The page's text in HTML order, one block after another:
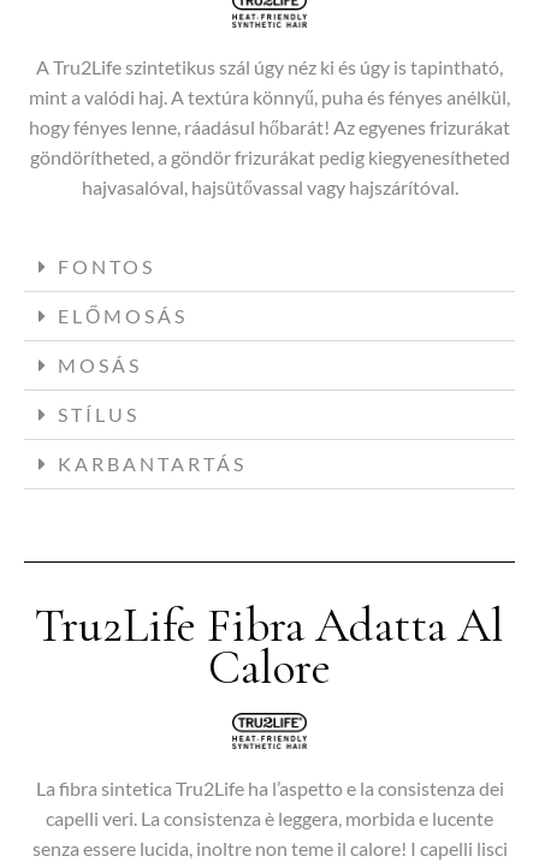
A Tru2Life szintetikus szál úgy néz ki és úgy is tapintható,
mint a valódi haj. A textúra könnyű, puha és fényes anélkül,
hogy fényes lenne, ráadásul hőbarát! Az egyenes frizurákat
göndörítheted, a göndör frizurákat pedig kiegyenesítheted
hajvasalóval, hajsütővassal vagy hajszárítóval.
FONTOS
ELŐMOSÁS
MOSÁS
STÍLUS
KARBANTARTÁS
Tru2Life Fibra Adatta Al
Calore
La fibra sintetica Tru2Life ha l’aspetto e la consistenza dei
capelli veri. La consistenza è leggera, morbida e lucente
senza essere lucida, inoltre non teme il calore! I capelli lisci